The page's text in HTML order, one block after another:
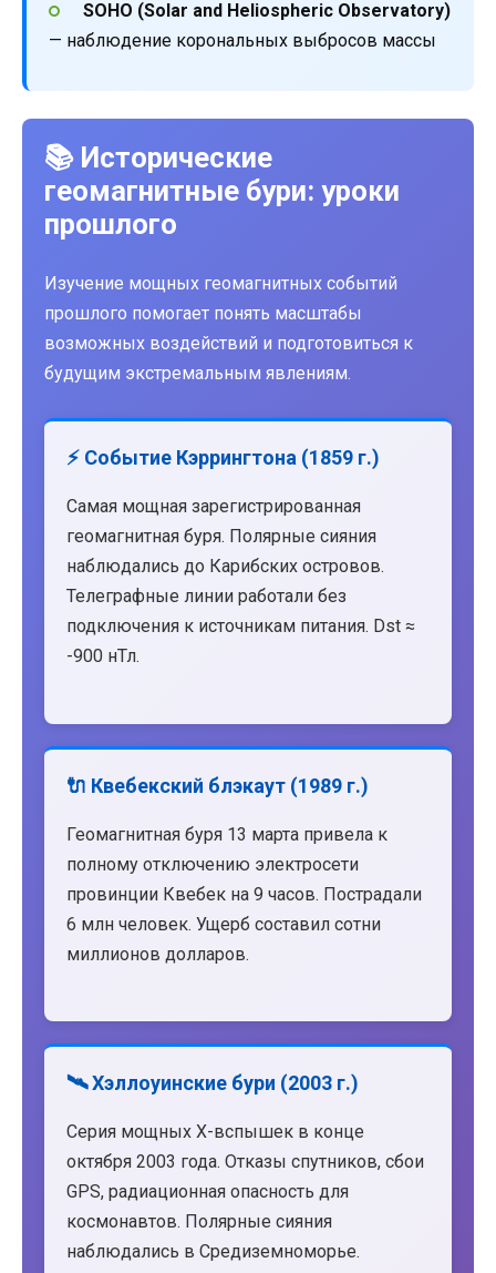
SOHO (Solar and Heliospheric Observatory)
— наблюдение корональных выбросов массы
📚 Исторические
геомагнитные бури: уроки
прошлого
Изучение мощных геомагнитных событий
прошлого помогает понять масштабы
возможных воздействий и подготовиться к
будущим экстремальным явлениям.
⚡ Событие Кэррингтона (1859 г.)
Самая мощная зарегистрированная
геомагнитная буря. Полярные сияния
наблюдались до Карибских островов.
Телеграфные линии работали без
подключения к источникам питания. Dst ≈
-900 нТл.
🔌 Квебекский блэкаут (1989 г.)
Геомагнитная буря 13 марта привела к
полному отключению электросети
провинции Квебек на 9 часов. Пострадали
6 млн человек. Ущерб составил сотни
миллионов долларов.
🛰️ Хэллоуинские бури (2003 г.)
Серия мощных X-вспышек в конце
октября 2003 года. Отказы спутников, сбои
GPS, радиационная опасность для
космонавтов. Полярные сияния
наблюдались в Средиземноморье.